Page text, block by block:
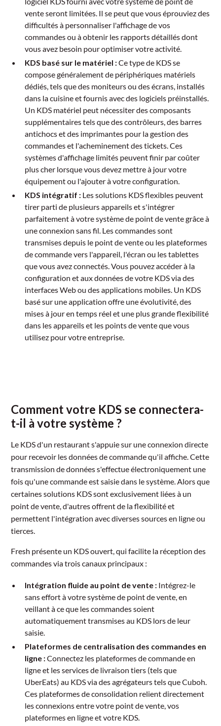
vente seront limitées. Il se peut que vous éprouviez des
difficultés à personnaliser l'affichage de vos
commandes ou à obtenir les rapports détaillés dont
vous avez besoin pour optimiser votre activité.
KDS basé sur le matériel :Ce type de KDS se
compose généralement de périphériques matériels
dédiés, tels que des moniteurs ou des écrans, installés
dans la cuisine et fournis avec des logiciels préinstallés.
Un KDS matériel peut nécessiter des composants
supplémentaires tels que des contrôleurs, des barres
antichocs et des imprimantes pour la gestion des
commandes et l'acheminement des tickets. Ces
systèmes d'affichage limités peuvent finir par coûter
plus cher lorsque vous devez mettre à jour votre
équipement ou l'ajouter à votre configuration.
KDS intégratif : Les solutions KDS flexibles peuvent
tirer parti de plusieurs appareils et s'intégrer
parfaitement à votre système de point de vente grâce à
une connexion sans fil. Les commandes sont
transmises depuis le point de vente ou les plateformes
de commande vers l'appareil, l'écran ou les tablettes
que vous avez connectés. Vous pouvez accéder à la
configuration et aux données de votre KDS via des
interfaces Web ou des applications mobiles. Un KDS
basé sur une application offre une évolutivité, des
mises à jour en temps réel et une plus grande flexibilité
dans les appareils et les points de vente que vous
utilisez pour votre entreprise.
Comment votre KDS se connectera-
t-il à votre système ?
Le KDS d'un restaurant s'appuie sur une connexion directe
pour recevoir les données de commande qu'il affiche. Cette
transmission de données s'effectue électroniquement une
fois qu'une commande est saisie dans le système. Alors que
certaines solutions KDS sont exclusivement liées à un
point de vente, d'autres offrent de la flexibilité et
permettent l'intégration avec diverses sources en ligne ou
tierces.
Fresh présente un KDS ouvert, qui facilite la réception des
commandes via trois canaux principaux :
Intégration fluide au point de vente : Intégrez-le
sans effort à votre système de point de vente, en
veillant à ce que les commandes soient
automatiquement transmises au KDS lors de leur
saisie.
Plateformes de centralisation des commandes en
ligne :Connectez les plateformes de commande en
ligne et les services de livraison tiers (tels que
UberEats) au KDS via des agrégateurs tels que Cuboh.
Ces plateformes de consolidation relient directement
les connexions entre votre point de vente, vos
plateformes en ligne et votre KDS.